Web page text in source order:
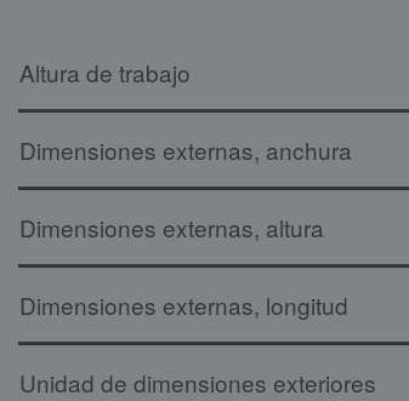
Altura de trabajo
Dimensiones externas, anchura
Dimensiones externas, altura
Dimensiones externas, longitud
Unidad de dimensiones exteriores